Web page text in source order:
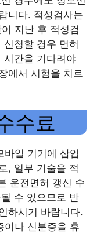
니다. 적성검사는
지난 후 적성검
청할 경우 면허
시간을 기다려야
에서 시험을 치르
수료
바일 기기에 삽입
, 일부 기술을 적
운전면허 갱신 수
수 있으므로 반
하시기 바랍니다.
이나 신분증을 휴